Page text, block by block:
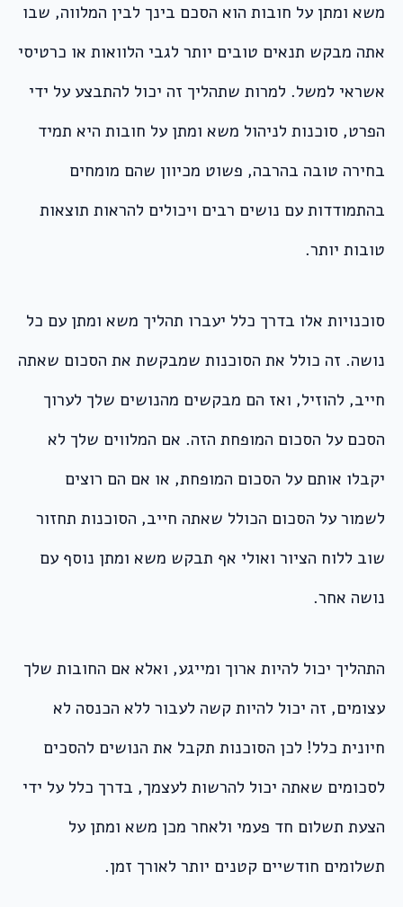
משא ומתן על חובות הוא הסכם בינך לבין המלווה, שבו
אתה מבקש תנאים טובים יותר לגבי הלוואות או כרטיסי
אשראי למשל. למרות שתהליך זה יכול להתבצע על ידי
הפרט, סוכנות לניהול משא ומתן על חובות היא תמיד
בחירה טובה בהרבה, פשוט מכיוון שהם מומחים
בהתמודדות עם נושים רבים ויכולים להראות תוצאות
טובות יותר.
סוכנויות אלו בדרך כלל יעברו תהליך משא ומתן עם כל
נושה. זה כולל את הסוכנות שמבקשת את הסכום שאתה
חייב, להוזיל, ואז הם מבקשים מהנושים שלך לערוך
הסכם על הסכום המופחת הזה. אם המלווים שלך לא
יקבלו אותם על הסכום המופחת, או אם הם רוצים
לשמור על הסכום הכולל שאתה חייב, הסוכנות תחזור
שוב ללוח הציור ואולי אף תבקש משא ומתן נוסף עם
נושה אחר.
התהליך יכול להיות ארוך ומייגע, ואלא אם החובות שלך
עצומים, זה יכול להיות קשה לעבור ללא הכנסה לא
חיונית כלל! לכן הסוכנות תקבל את הנושים להסכים
לסכומים שאתה יכול להרשות לעצמך, בדרך כלל על ידי
הצעת תשלום חד פעמי ולאחר מכן משא ומתן על
תשלומים חודשיים קטנים יותר לאורך זמן.